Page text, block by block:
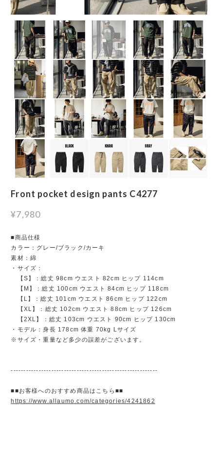
Front pocket design pants C4277
¥7,980
■商品仕様
カラー：グレー/ブラック/カーキ
素材：綿
・サイズ：
【S】：総丈 98cm ウエスト 82cm ヒップ 114cm
【M】：総丈 100cm ウエスト 84cm ヒップ 118cm
【L】：総丈 101cm ウエスト 86cm ヒップ 122cm
【XL】：総丈 102cm ウエスト 88cm ヒップ 126cm
【2XL】：総丈 103cm ウエスト 90cm ヒップ 130cm
・モデル：身長 178cm 体重 70kg Lサイズ
※サイズ・重量など多少の誤差がございます。
----------------------------------------------------------
■■お客様へのおすすめ商品はこちら■■
https://www.allaumo.com/categories/4241862